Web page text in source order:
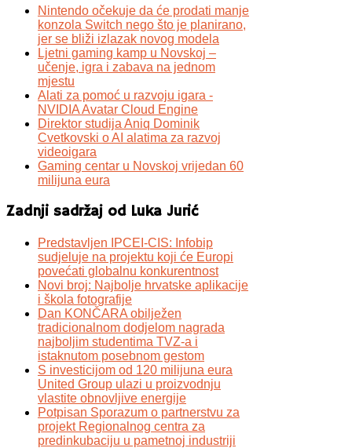
Nintendo očekuje da će prodati manje
konzola Switch nego što je planirano,
jer se bliži izlazak novog modela
Ljetni gaming kamp u Novskoj –
učenje, igra i zabava na jednom
mjestu
Alati za pomoć u razvoju igara -
NVIDIA Avatar Cloud Engine
Direktor studija Aniq Dominik
Cvetkovski o AI alatima za razvoj
videoigara
Gaming centar u Novskoj vrijedan 60
milijuna eura
Zadnji sadržaj od Luka Jurić
Predstavljen IPCEI-CIS: Infobip
sudjeluje na projektu koji će Europi
povećati globalnu konkurentnost
Novi broj: Najbolje hrvatske aplikacije
i škola fotografije
Dan KONČARA obilježen
tradicionalnom dodjelom nagrada
najboljim studentima TVZ-a i
istaknutom posebnom gestom
S investicijom od 120 milijuna eura
United Group ulazi u proizvodnju
vlastite obnovljive energije
Potpisan Sporazum o partnerstvu za
projekt Regionalnog centra za
predinkubaciju u pametnoj industriji